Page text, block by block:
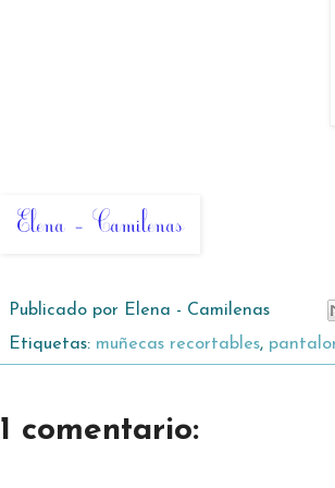
Publicado por Elena - Camilenas
Etiquetas: muñecas recortables,
1 comentario: